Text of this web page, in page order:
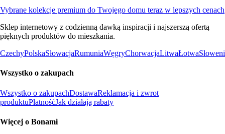
Vybrane kolekcje premium do Twojego domu teraz w lepszych cenach
Sklep internetowy z codzienną dawką inspiracji i najszerszą ofertą
pięknych produktów do mieszkania.
CzechyPolskaSłowacjaRumuniaWęgryChorwacjaLitwaŁotwa
Wszystko o zakupach
Wszystko o zakupachDostawaReklamacja i zwrot
produktuPłatnośćJak działają rabaty
Więcej o Bonami